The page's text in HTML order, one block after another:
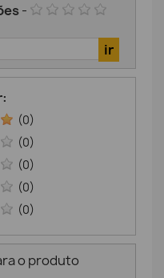
-
(0)
(0)
(0)
(0)
(0)
o produto